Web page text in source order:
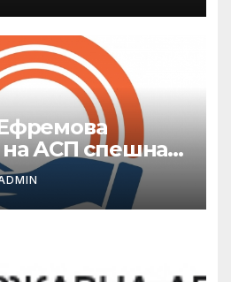
АСП спешна
оказване на
пострадали от